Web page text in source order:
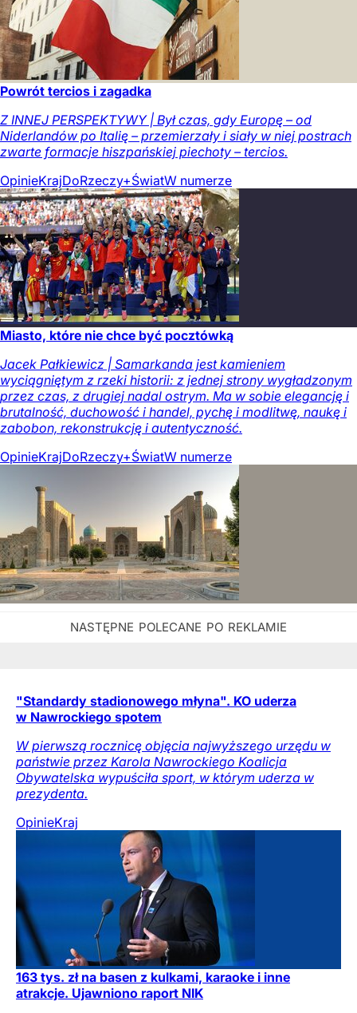
Powrót tercios i zagadka
Z INNEJ PERSPEKTYWY | Był czas, gdy Europę – od
Niderlandów po Italię – przemierzały i siały w niej postrach
zwarte formacje hiszpańskiej piechoty – tercios.
OpinieKrajDoRzeczy+ŚwiatW numerze
Miasto, które nie chce być pocztówką
Jacek Pałkiewicz | Samarkanda jest kamieniem
wyciągniętym z rzeki historii: z jednej strony wygładzonym
przez czas, z drugiej nadal ostrym. Ma w sobie elegancję i
brutalność, duchowość i handel, pychę i modlitwę, naukę i
zabobon, rekonstrukcję i autentyczność.
OpinieKrajDoRzeczy+ŚwiatW numerze
"Standardy stadionowego młyna". KO uderza
w Nawrockiego spotem
W pierwszą rocznicę objęcia najwyższego urzędu w
państwie przez Karola Nawrockiego Koalicja
Obywatelska wypuściła sport, w którym uderza w
prezydenta.
OpinieKraj
163 tys. zł na basen z kulkami, karaoke i inne
atrakcje. Ujawniono raport NIK